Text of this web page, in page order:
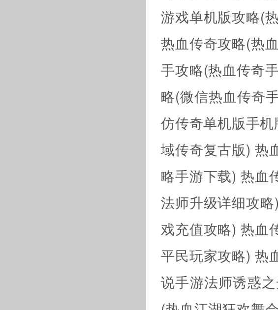
游戏单机版攻略(
热血传奇攻略(热
手攻略(热血传奇
略(微信热血传奇
仿传奇单机版手机
域传奇复古版) 热
略手游下载) 热血
法师升级详细攻略)
戏充值攻略) 热血
平民玩家攻略) 热
说手游法师诱惑